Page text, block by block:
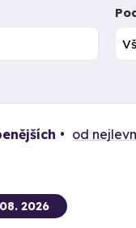
od
2026